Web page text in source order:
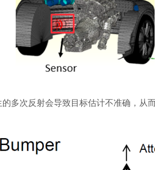
多次反射会导致目标估计不准确，从